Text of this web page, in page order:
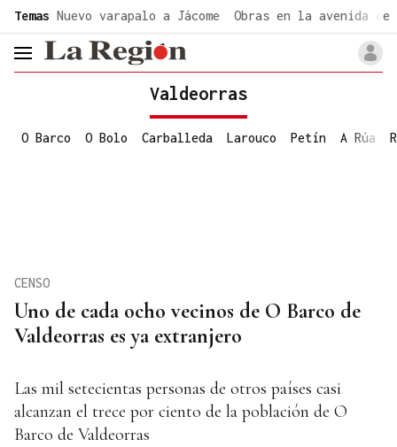
Temas Nuevo varapalo a Jácome Obras en la avenida de
header.menu.open
Valdeorras
O Barco O Bolo Carballeda Larouco Petín A Rúa
Uno de cada ocho vecinos de O Barco de
Valdeorras es ya extranjero
CENSO
Las mil setecientas personas de otros países casi
alcanzan el trece por ciento de la población de O
Barco de Valdeorras